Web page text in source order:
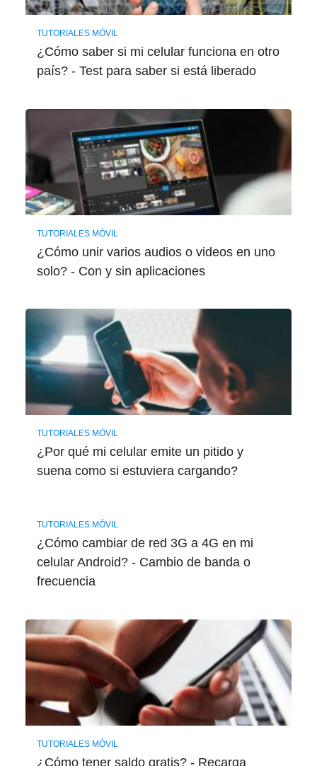
TUTORIALES MÓVIL
¿Cómo saber si mi celular funciona en otro
país? - Test para saber si está liberado
TUTORIALES MÓVIL
¿Cómo unir varios audios o videos en uno
solo? - Con y sin aplicaciones
TUTORIALES MÓVIL
¿Por qué mi celular emite un pitido y
suena como si estuviera cargando?
TUTORIALES MÓVIL
¿Cómo cambiar de red 3G a 4G en mi
celular Android? - Cambio de banda o
frecuencia
TUTORIALES MÓVIL
¿Cómo tener saldo gratis? - Recarga